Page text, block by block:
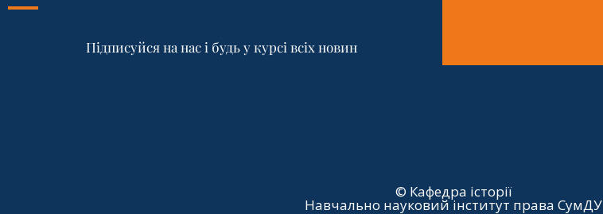
Підписуйся на нас і будь у курсі всіх новин
© Кафедра історії
Навчально науковий інститут права СумДУ